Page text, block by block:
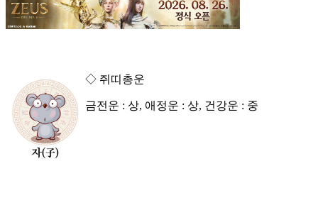
◇ 쥐띠총운
금전운 : 상, 애정운 : 상, 건강운 : 중